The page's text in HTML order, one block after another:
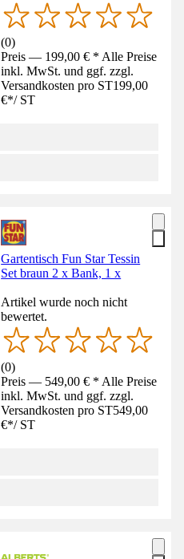
(0)
Preis — 199,00 € * Alle Preise
inkl. MwSt. und ggf. zzgl.
Versandkosten pro ST199,00
€*/ ST
Gartentisch Fun Star Tessin
Set braun 2 x Bank, 1 x
Artikel wurde noch nicht
bewertet.
(0)
Preis — 549,00 € * Alle Preise
inkl. MwSt. und ggf. zzgl.
Versandkosten pro ST549,00
€*/ ST